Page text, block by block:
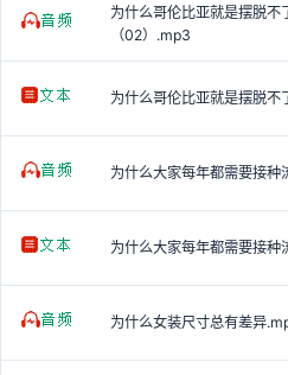
为什么哥伦比亚就是摆脱不
（02）.mp3
为什么哥伦比亚就是摆脱
为什么大家每年都需要接种
为什么大家每年都需要接
为什么女装尺寸总有差异